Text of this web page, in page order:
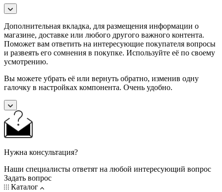
Дополнительная вкладка, для размещения информации о
магазине, доставке или любого другого важного контента.
Поможет вам ответить на интересующие покупателя вопросы
и развеять его сомнения в покупке. Используйте её по своему
усмотрению.
Вы можете убрать её или вернуть обратно, изменив одну
галочку в настройках компонента. Очень удобно.
Нужна консультация?
Наши специалисты ответят на любой интересующий вопрос
Задать вопрос
Каталог